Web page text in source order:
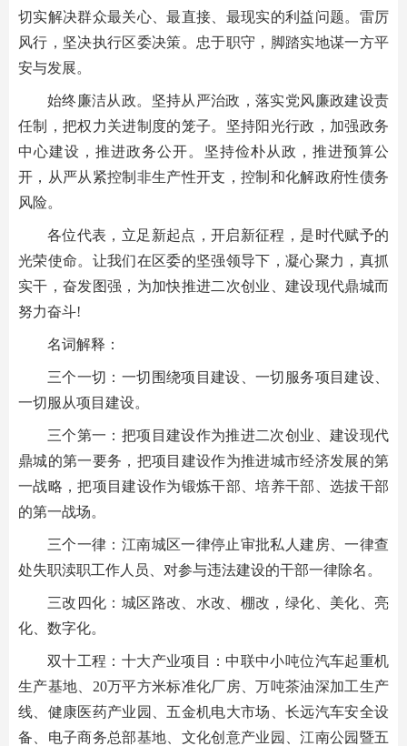
切实解决群众最关心、最直接、最现实的利益问题。雷厉
风行，坚决执行区委决策。忠于职守，脚踏实地谋一方平
安与发展。
始终廉洁从政。坚持从严治政，落实党风廉政建设责
任制，把权力关进制度的笼子。坚持阳光行政，加强政务
中心建设，推进政务公开。坚持俭朴从政，推进预算公
开，从严从紧控制非生产性开支，控制和化解政府性债务
风险。
各位代表，立足新起点，开启新征程，是时代赋予的
光荣使命。让我们在区委的坚强领导下，凝心聚力，真抓
实干，奋发图强，为加快推进二次创业、建设现代鼎城而
努力奋斗!
名词解释：
三个一切：一切围绕项目建设、一切服务项目建设、
一切服从项目建设。
三个第一：把项目建设作为推进二次创业、建设现代
鼎城的第一要务，把项目建设作为推进城市经济发展的第
一战略，把项目建设作为锻炼干部、培养干部、选拔干部
的第一战场。
三个一律：江南城区一律停止审批私人建房、一律查
处失职渎职工作人员、对参与违法建设的干部一律除名。
三改四化：城区路改、水改、棚改，绿化、美化、亮
化、数字化。
双十工程：十大产业项目：中联中小吨位汽车起重机
生产基地、20万平方米标准化厂房、万吨茶油深加工生产
线、健康医药产业园、五金机电大市场、长远汽车安全设
备、电子商务总部基地、文化创意产业园、江南公园暨五